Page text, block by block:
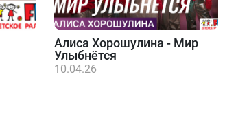
Алиса Хорошулина - Мир
Улыбнётся
10.04.26